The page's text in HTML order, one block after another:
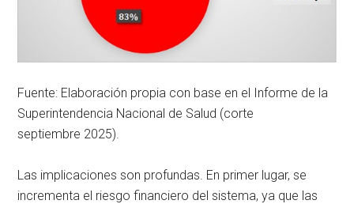
Fuente: Elaboración propia con base en el Informe de la
Superintendencia Nacional de Salud (corte
septiembre 2025).
Las implicaciones son profundas. En primer lugar, se
incrementa el riesgo financiero del sistema, ya que las